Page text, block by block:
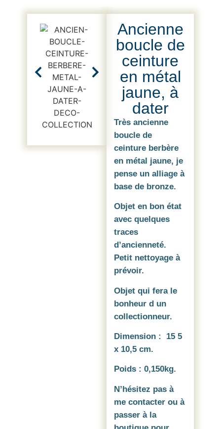
Ancienne
boucle de
ceinture
en métal
jaune, à
dater
Très ancienne
boucle de
ceinture berbère
en métal jaune, je
pense un alliage à
base de bronze.
Objet en bon état
avec quelques
traces
d’ancienneté.
Petit nettoyage à
prévoir.
Objet qui fera le
bonheur d un
collectionneur.
Dimension : 15 5
x 10,5 cm.
Poids : 0,150kg.
N’hésitez pas à
me contacter ou à
passer à la